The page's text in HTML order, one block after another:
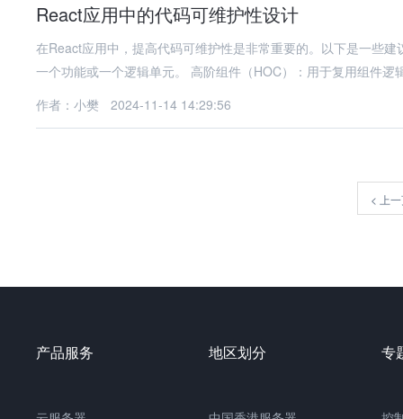
React应用中的代码可维护性设计
在React应用中，提高代码可维护性是非常重要的。以下是一些建议和最佳实践： 1. 组件
一个功能或一个逻辑单元。 高阶组件（HOC）：用于复用组件逻
作者：小樊
2024-11-14 14:29:56
< 上
产品服务 地区划分 专